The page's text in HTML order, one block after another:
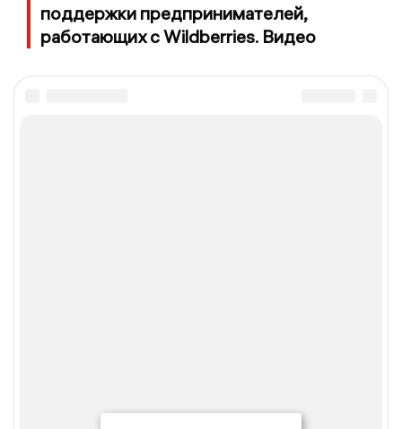
поддержки предпринимателей,
работающих с Wildberries. Видео